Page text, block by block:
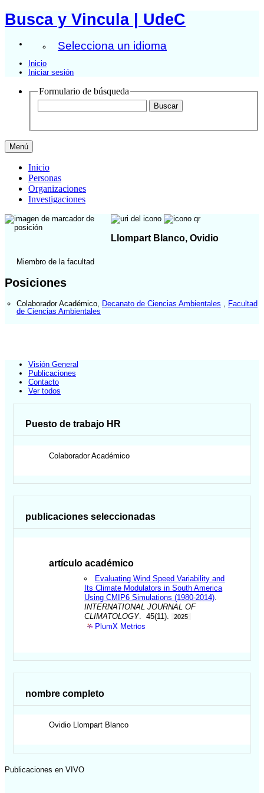
Busca y Vincula | UdeC
Selecciona un idioma
Inicio
Iniciar sesión
Formulario de búsqueda
Menú
Inicio
Personas
Organizaciones
Investigaciones
Llompart Blanco, Ovidio
Miembro de la facultad
Posiciones
Colaborador Académico Decanato de Ciencias Ambientales
Facultad
de Ciencias Ambientales
Visión General
Publicaciones
Contacto
Ver todos
Puesto de trabajo HR
Colaborador Académico
publicaciones seleccionadas
artículo académico
Evaluating Wind Speed Variability and
Its Climate Modulators in South America
Using CMIP6 Simulations (1980-2014)
INTERNATIONAL JOURNAL OF
CLIMATOLOGY. 45(11). 2025
PlumX Metrics
nombre completo
Ovidio Llompart Blanco
Publicaciones en VIVO